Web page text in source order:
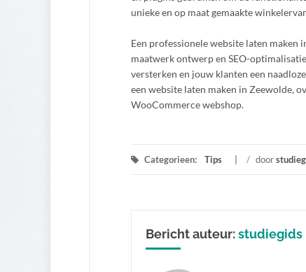
unieke en op maat gemaakte
Een professionele website laten
maatwerk ontwerp en SEO-
versterken en jouw klanten een
een website laten maken in Zeewolde,
WooCommerce webshop.
Categorieen: Tips / door
Bericht auteur:studiegids